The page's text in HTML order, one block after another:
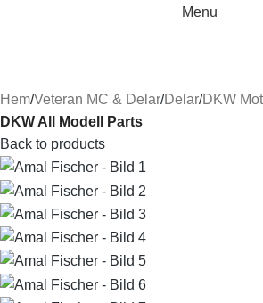
Menu
Hem Veteran MC & Delar Delar DKW
DKW All Modell Parts
Back to products